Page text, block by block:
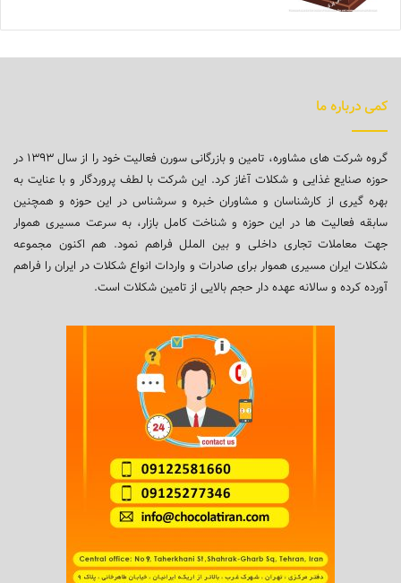
کمی درباره ما
گروه شرکت های مشاوره، تامین و بازرگانی سورن فعالیت خود را از سال ۱۳۹۳ در
حوزه صنایع غذایی و شکلات آغاز کرد. این شرکت با لطف پروردگار و با عنایت به
بهره گیری از کارشناسان و مشاوران خبره و سرشناس در این حوزه و همچنین
سابقه فعالیت ها در این حوزه و شناخت کامل بازار، به سرعت مسیری هموار
جهت معاملات تجاری داخلی و بین الملل فراهم نمود. هم اکنون مجموعه
شکلات ایران مسیری هموار برای صادرات و واردات انواع شکلات در ایران را فراهم
آورده کرده و سالانه عهده دار حجم بالایی از تامین شکلات است.